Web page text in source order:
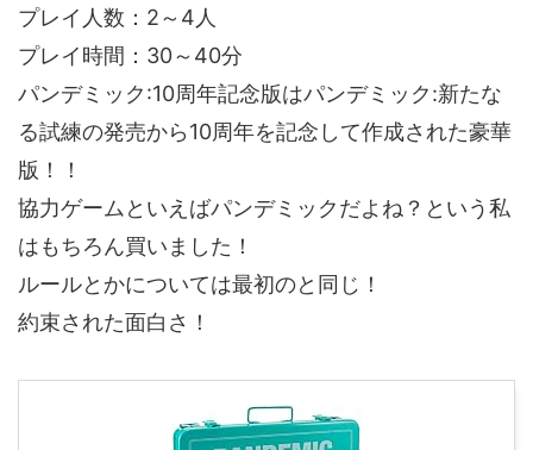
プレイ人数：2～4人
プレイ時間：30～40分
パンデミック:10周年記念版はパンデミック:新たな
る試練の発売から10周年を記念して作成された豪華
版！！
協力ゲームといえばパンデミックだよね？という私
はもちろん買いました！
ルールとかについては最初のと同じ！
約束された面白さ！